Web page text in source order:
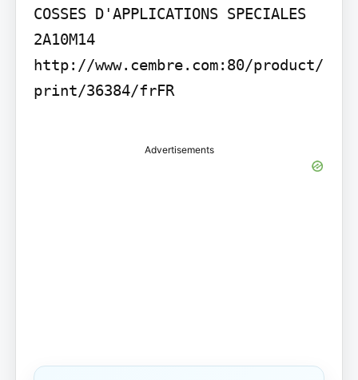
COSSES D'APPLICATIONS SPECIALES
2A10M14
http://www.cembre.com:80/product/
print/36384/frFR
Advertisements